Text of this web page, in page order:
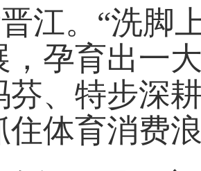
江。“洗脚
，孕育出一
芬、特步深
住体育消费